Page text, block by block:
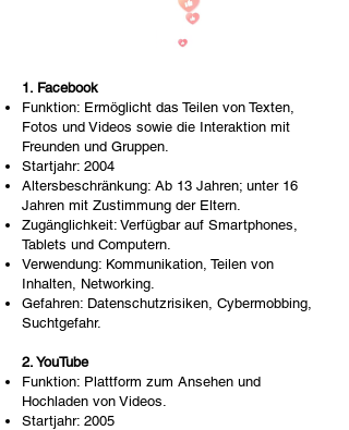
1. Facebook
Funktion: Ermöglicht das Teilen von Texten,
Fotos und Videos sowie die Interaktion mit
Freunden und Gruppen.
Startjahr: 2004
Altersbeschränkung: Ab 13 Jahren; unter 16
Jahren mit Zustimmung der Eltern.
Zugänglichkeit: Verfügbar auf Smartphones,
Tablets und Computern.
Verwendung: Kommunikation, Teilen von
Inhalten, Networking.
Gefahren: Datenschutzrisiken, Cybermobbing,
Suchtgefahr.
2. YouTube
Funktion: Plattform zum Ansehen und
Hochladen von Videos.
Startjahr: 2005